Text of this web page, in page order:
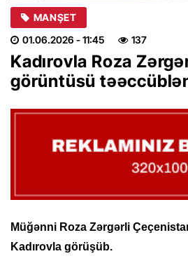
MANŞET
01.06.2026 - 11:45 137
Kadırovla Roza
görüntüsü
Müğənni Roza Zərgərli
Kadırovla görüşüb.